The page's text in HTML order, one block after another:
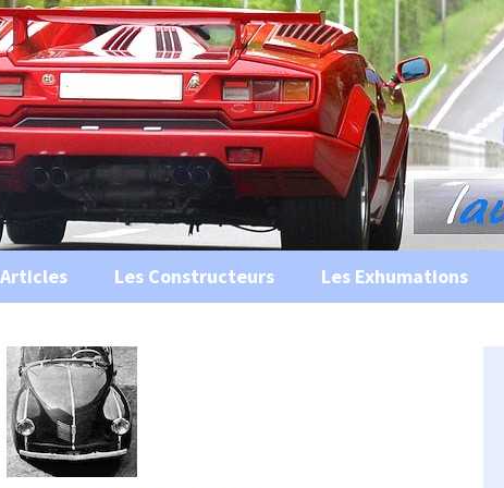
Ancienne
historiques …
évènements
musées
Les Constructeurs Les Exhumations